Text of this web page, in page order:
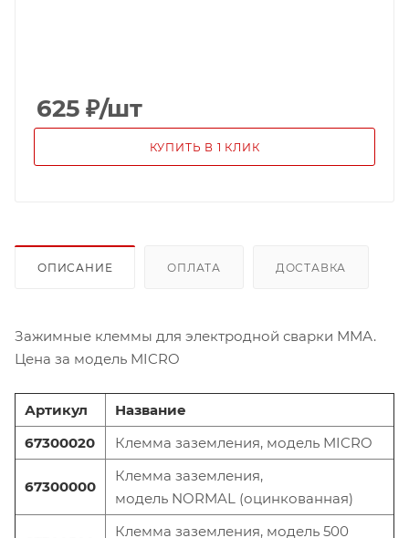
625 ₽/шт
КУПИТЬ В 1 КЛИК
ОПИСАНИЕ ОПЛАТА ДОСТАВКА
Зажимные клеммы для электродной сварки ММА.
Цена за модель MICRO
Артикул
Название
67300020
Клемма заземления, модель MICRO
67300000
Клемма заземления,
модель NORMAL (оцинкованная)
Клемма заземления, модель 500